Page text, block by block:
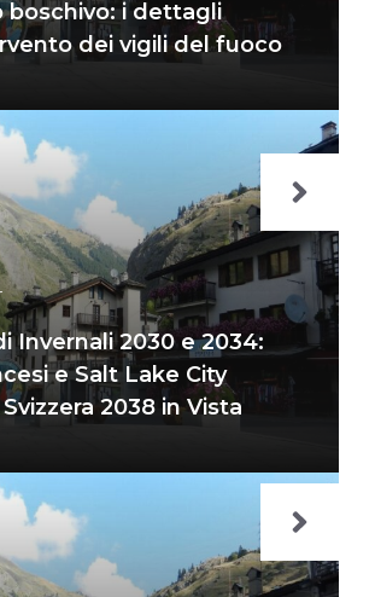
boschivo: i dettagli
dei vigili del fuoco
Invernali 2030 e 2034:
e Salt Lake City
2038 in Vista